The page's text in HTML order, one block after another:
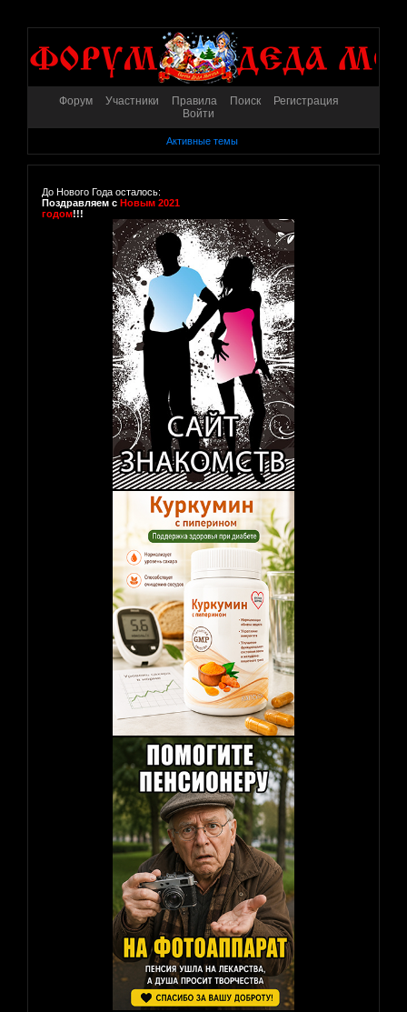
Форум Участники Правила Поиск
Регистрация
Войти
Активные темы
До Нового Года осталось:
Поздравляем с Новым 2021
годом!!!